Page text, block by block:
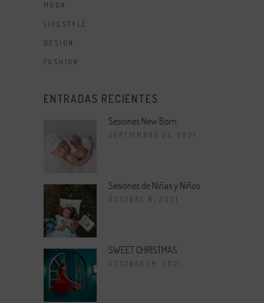
MODA
LIFESTYLE
DESIGN
FASHION
ENTRADAS RECIENTES
Sesiones New Born
SEPTIEMBRE 24, 2021
Sesiones de Niñas y Niños
OCTUBRE 8, 2021
SWEET CHRISTMAS
OCTUBRE 19, 2021